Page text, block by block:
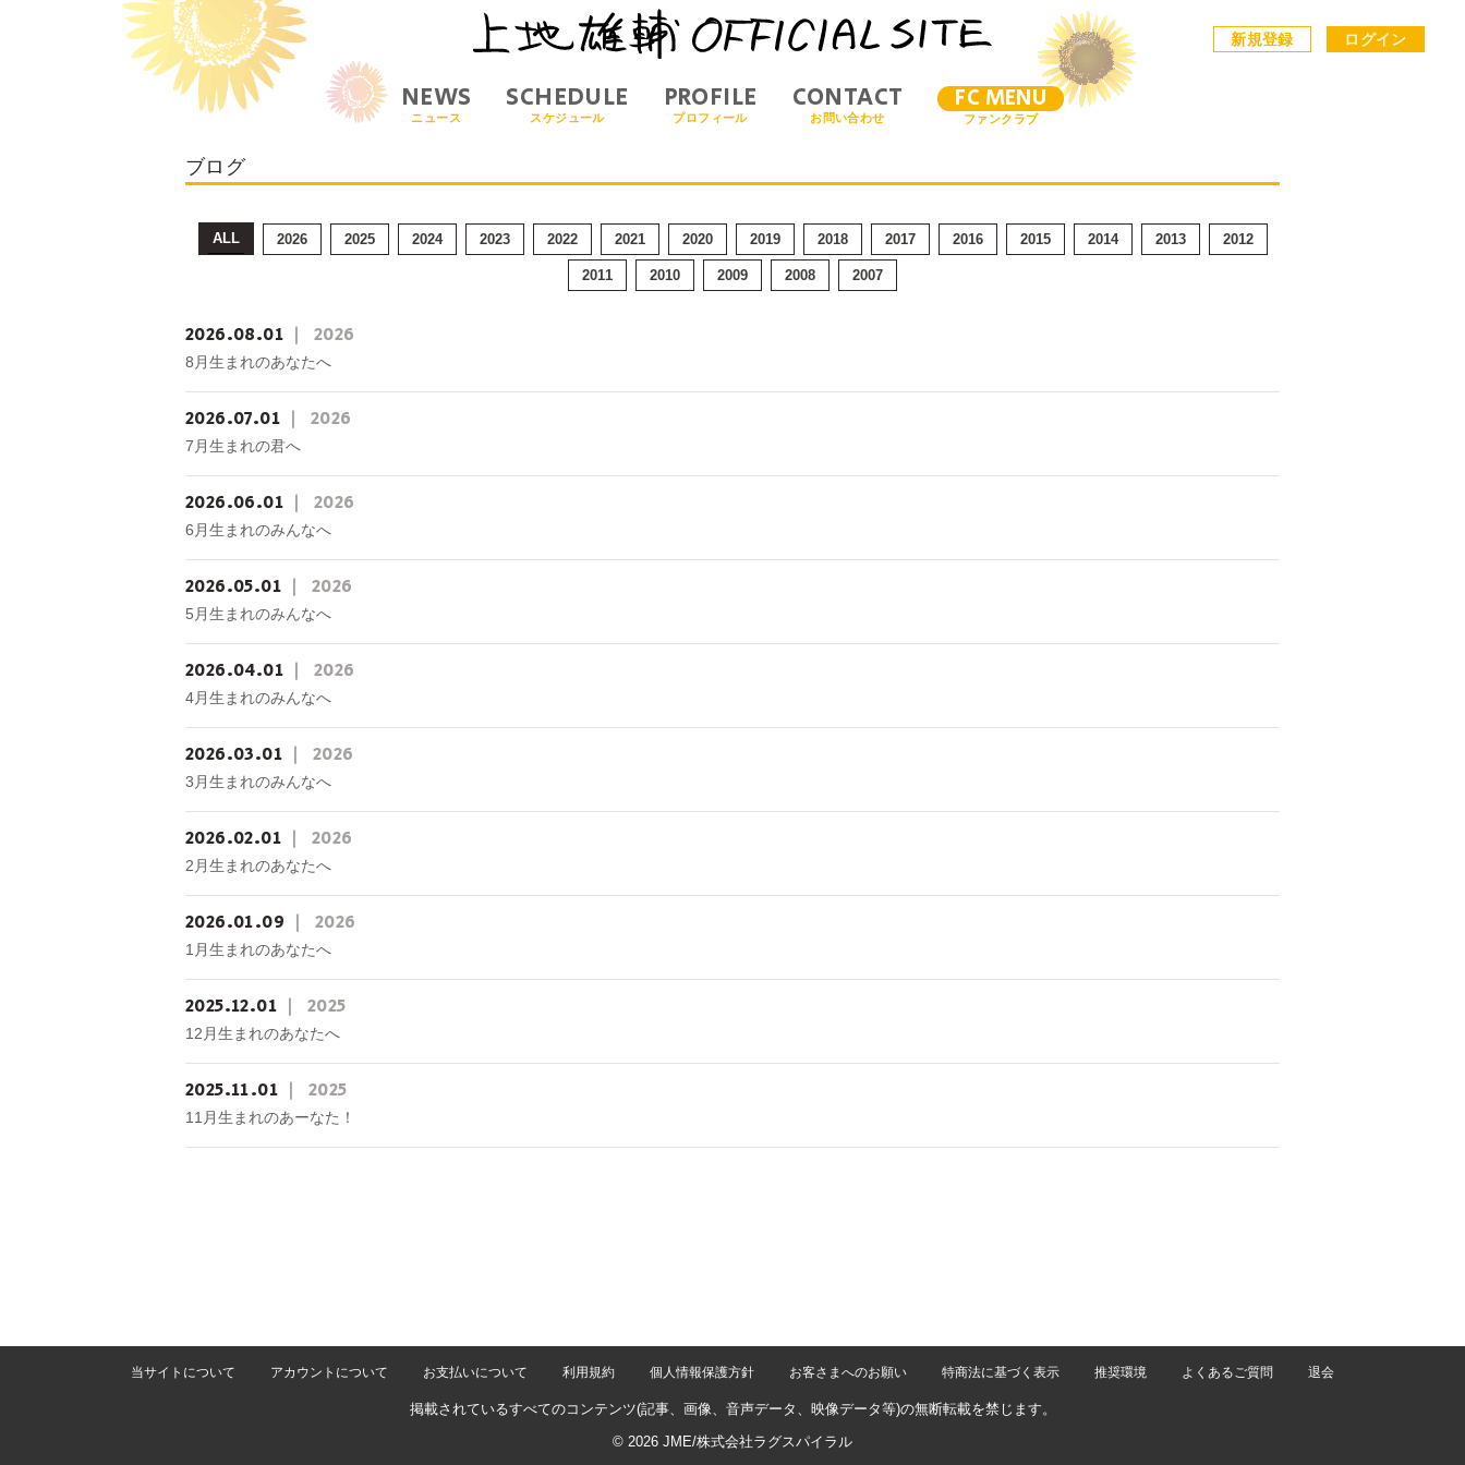
新規登録 ログイン
ニュース
NEWS
スケジュール
SCHEDULE
プロフィール
PROFILE
お問い合わせ
CONTACT FC MENU
ファンクラブ
ブログ
ALL 2026 2025 2024 2023 2022 2021 2020 2019 2018 2017 2016 2015 2014 2013 2012
2011 2010 2009 2008 2007
2026 08 01 2026
8月生まれのあなたへ
2026 07 01 2026
7月生まれの君へ
2026 06 01 2026
6月生まれのみんなへ
2026 05 01 2026
5月生まれのみんなへ
2026 04 01 2026
4月生まれのみんなへ
2026 03 01 2026
3月生まれのみんなへ
2026 02 01 2026
2月生まれのあなたへ
2026 01 09 2026
1月生まれのあなたへ
2025 12 01 2025
12月生まれのあなたへ
2025 11 01 2025
11月生まれのあーなた！
当サイトについて アカウントについて お支払いについて 利用規約 個人情報保護方針 お客さまへのお願い 特商法に基づく表示 推奨環境 よくあるご質問 退会
掲載されているすべてのコンテンツ(記事、画像、音声データ、映像データ等)の無断転載を禁じます。
© 2026 JME/株式会社ラグスパイラル